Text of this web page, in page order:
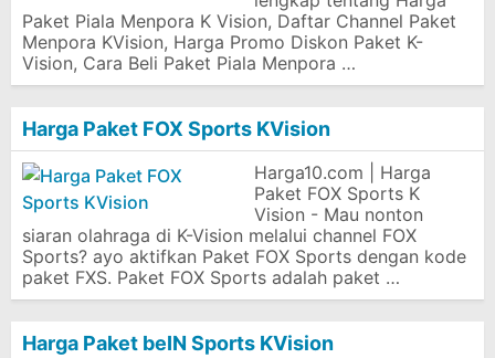
Paket Piala Menpora K Vision, Daftar Channel Paket
Menpora KVision, Harga Promo Diskon Paket K-
Vision, Cara Beli Paket Piala Menpora …
Harga Paket FOX Sports KVision
Harga10.com | Harga
Paket FOX Sports K
Vision - Mau nonton
siaran olahraga di K-Vision melalui channel FOX
Sports? ayo aktifkan Paket FOX Sports dengan kode
paket FXS. Paket FOX Sports adalah paket …
Harga Paket beIN Sports KVision